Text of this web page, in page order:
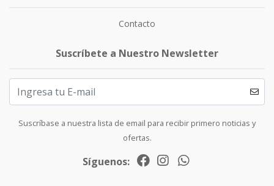
Contacto
Suscríbete a Nuestro Newsletter
Suscríbase a nuestra lista de email para recibir primero noticias y
ofertas.
Síguenos: